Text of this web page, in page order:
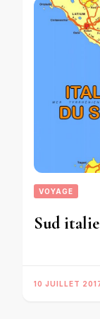
VOYAGE
Sud
10 JUILLET